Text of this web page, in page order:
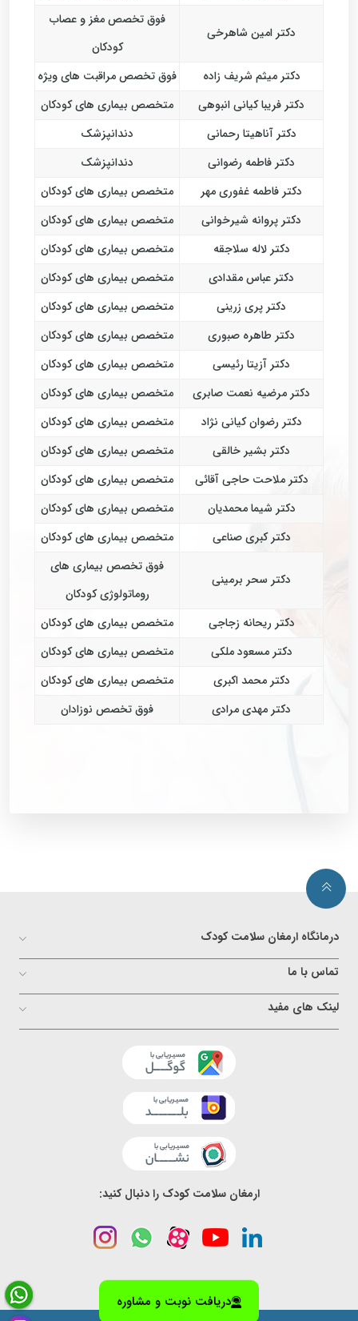
دکتر امین شاهرخی
فوق تخصص مغز و عصاب
کودکان
دکتر میثم شریف زاده
فوق تخصص مراقبت های ویژه
دکتر فریبا کیانی انبوهی
متخصص بیماری های کودکان
دکتر آناهیتا رحمانی
دندانپزشک
دکتر فاطمه رضوانی
دندانپزشک
دکتر فاطمه غفوری مهر
متخصص بیماری های کودکان
دکتر پروانه شیرخوانی
متخصص بیماری های کودکان
دکتر لاله سلاجقه
متخصص بیماری های کودکان
دکتر عباس مقدادی
متخصص بیماری های کودکان
دکتر پری زرینی
متخصص بیماری های کودکان
دکتر طاهره صبوری
متخصص بیماری های کودکان
دکتر آزیتا رئیسی
متخصص بیماری های کودکان
دکتر مرضیه نعمت صابری
متخصص بیماری های کودکان
دکتر رضوان کیانی نژاد
متخصص بیماری های کودکان
دکتر بشیر خالقی
متخصص بیماری های کودکان
دکتر ملاحت حاجی آقائی
متخصص بیماری های کودکان
دکتر شیما محمدیان
متخصص بیماری های کودکان
دکتر کبری صناعی
متخصص بیماری های کودکان
دکتر سحر برمینی
فوق تخصص بیماری های
روماتولوژی کودکان
دکتر ریحانه زجاجی
متخصص بیماری های کودکان
دکتر مسعود ملکی
متخصص بیماری های کودکان
دکتر محمد اکبری
متخصص بیماری های کودکان
دکتر مهدی مرادی
فوق تخصص نوزادان
درمانگاه ارمغان سلامت کودک
تماس با ما
لینک های مفید
ارمغان سلامت کودک را دنبال کنید:
دریافت نوبت و مشاوره